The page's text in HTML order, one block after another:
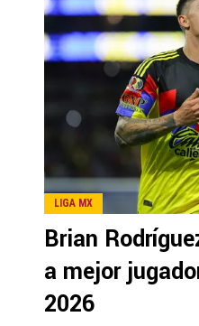
LIGA MX
Brian
a mejor
2026